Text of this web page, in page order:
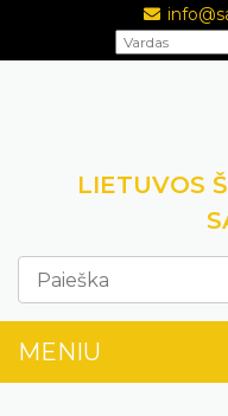
LIETUVOS
MENIU